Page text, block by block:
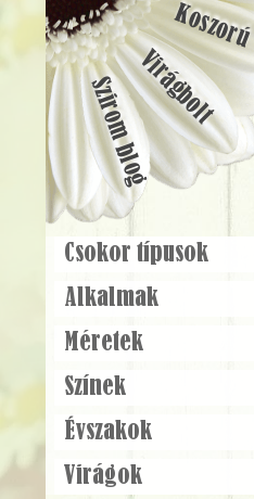
Koszorú
Virágbolt
Szirom blog
Csokor típusok
Alkalmak
Méretek
Színek
Évszakok
Virágok